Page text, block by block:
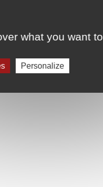
what you want
Personalize